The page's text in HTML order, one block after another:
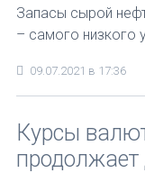
Запасы сырой
– самого низкого
09.07.2021 в 17:36
Курсы